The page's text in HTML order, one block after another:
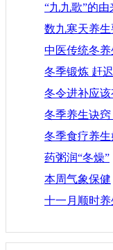
“九九歌”的由
数九寒天养
中医传统冬
冬季锻炼 赶
冬令进补应
冬季养生诀
冬季食疗养生
药粥润“冬燥”
本周气象保健
十一月顺时